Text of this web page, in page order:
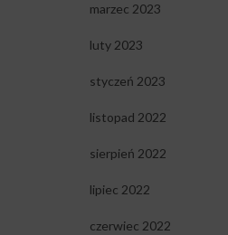
marzec 2023
luty 2023
styczeń 2023
listopad 2022
sierpień 2022
lipiec 2022
czerwiec 2022